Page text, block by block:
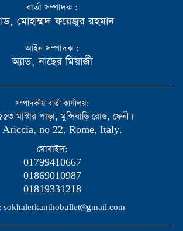
বার্তা সম্পাদক :
মোহাম্মদ ফয়েজুর রহমান
আইন সম্পাদক :
অ্যাড. নাছের মিয়াজী
সম্পাদকীয় বার্তা কার্যালয়:
মাস্টার পাড়া, মুন্সিবাড়ি রোড, ফেনী।
no 22, Rome, Italy.
মোবাইল:
01799410667
01869010987
01819331218
sokhalerkanthobullet@gmail.com